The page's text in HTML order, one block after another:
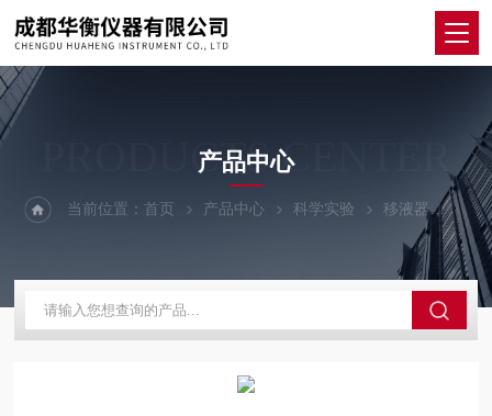
PRODUCTS CENTER
产品中心
当前位置：首页 产品中心 科学实验 移液器 德